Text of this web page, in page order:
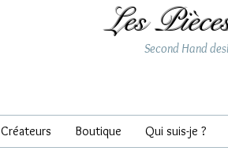
Les
Second Hand
Créateurs Boutique Qui suis-je ?